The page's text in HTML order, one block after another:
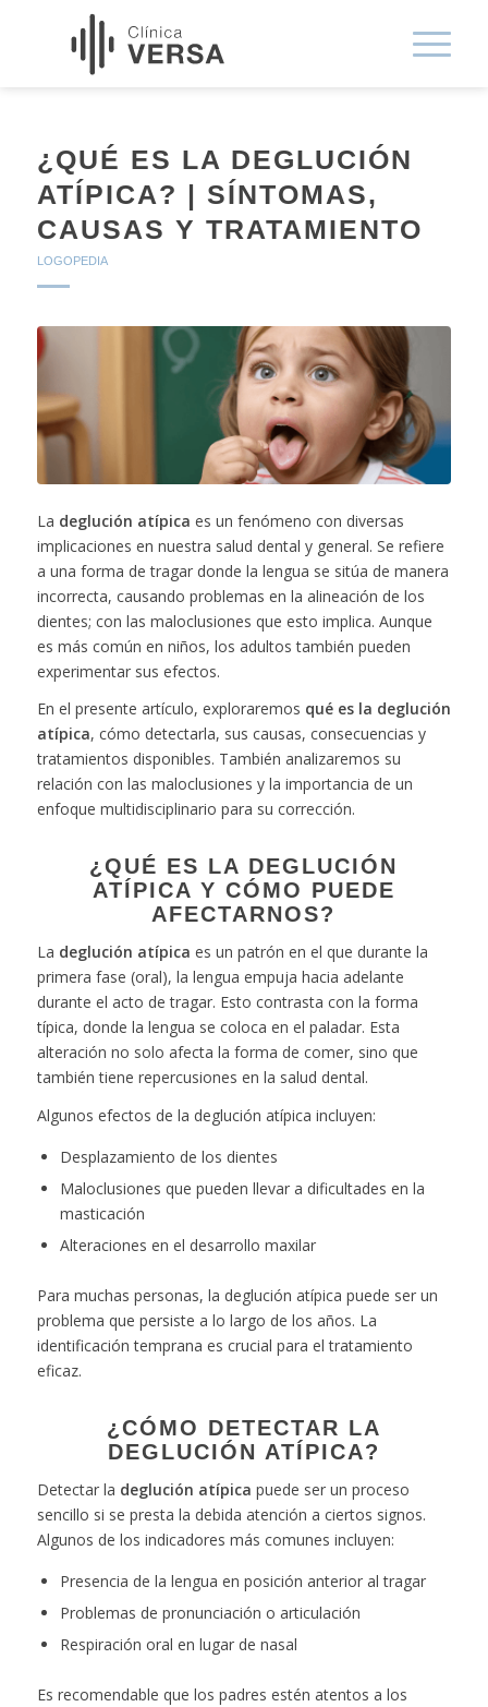
¿QUÉ ES LA DEGLUCIÓN
ATÍPICA? | SÍNTOMAS,
CAUSAS Y TRATAMIENTO
LOGOPEDIA
La deglución atípica es un fenómeno con diversas
implicaciones en nuestra salud dental y general. Se refiere
a una forma de tragar donde la lengua se sitúa de manera
incorrecta, causando problemas en la alineación de los
dientes; con las maloclusiones que esto implica. Aunque
es más común en niños, los adultos también pueden
experimentar sus efectos.
En el presente artículo, exploraremos qué es la deglución
atípica, cómo detectarla, sus causas, consecuencias y
tratamientos disponibles. También analizaremos su
relación con las maloclusiones y la importancia de un
enfoque multidisciplinario para su corrección.
¿QUÉ ES LA DEGLUCIÓN
ATÍPICA Y CÓMO PUEDE
AFECTARNOS?
La deglución atípica es un patrón en el que durante la
primera fase (oral), la lengua empuja hacia adelante
durante el acto de tragar. Esto contrasta con la forma
típica, donde la lengua se coloca en el paladar. Esta
alteración no solo afecta la forma de comer, sino que
también tiene repercusiones en la salud dental.
Algunos efectos de la deglución atípica incluyen:
Desplazamiento de los dientes
Maloclusiones que pueden llevar a dificultades en la
masticación
Alteraciones en el desarrollo maxilar
Para muchas personas, la deglución atípica puede ser un
problema que persiste a lo largo de los años. La
identificación temprana es crucial para el tratamiento
eficaz.
¿CÓMO DETECTAR LA
DEGLUCIÓN ATÍPICA?
Detectar la deglución atípica puede ser un proceso
sencillo si se presta la debida atención a ciertos signos.
Algunos de los indicadores más comunes incluyen:
Presencia de la lengua en posición anterior al tragar
Problemas de pronunciación o articulación
Respiración oral en lugar de nasal
Es recomendable que los padres estén atentos a los